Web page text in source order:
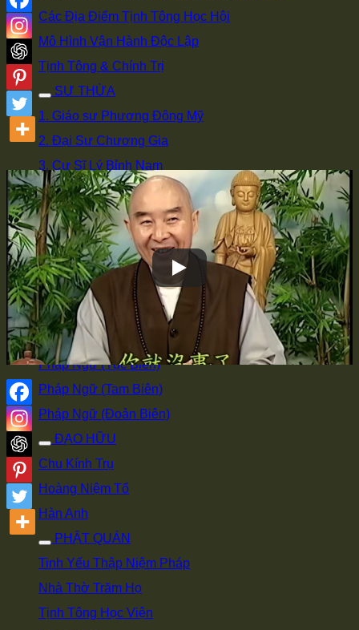
Các Địa Điểm Tịnh Tông Học Hội
Mô Hình Vận Hành Độc Lập
Tịnh Tông & Chính Trị
SƯ THỪA
1. Giáo sư Phương Đông Mỹ
2. Đại Sư Chương Gia
3. Cư Sĩ Lý Bỉnh Nam
4. Cư Sĩ Hạ Liên Cư
SƯ TRƯỞNG
Pháp Sư Diễn Bồi
Chu Ban Đạo (Phu Nhân)
Ảnh Mẫu Thân của Lão Pháp Sư
PHÁP NGỮ
Pháp Ngữ (Sơ Tục Biên)
Pháp Ngữ (Tục Biên)
Pháp Ngữ (Tam Biên)
Pháp Ngữ (Đoản Biên)
ĐẠO HỮU
Chu Kính Trụ
Hoàng Niệm Tổ
Hàn Anh
PHẬT QUÁN
Tinh Yếu Thập Niệm Pháp
Nhà Thờ Trăm Họ
Tịnh Tông Học Viện